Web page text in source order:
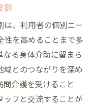
割
、利用者の個別ニー
性を高めることまで多
る身体介助に留まら
とのつながりを深め
介護を受けること
フと交流することが